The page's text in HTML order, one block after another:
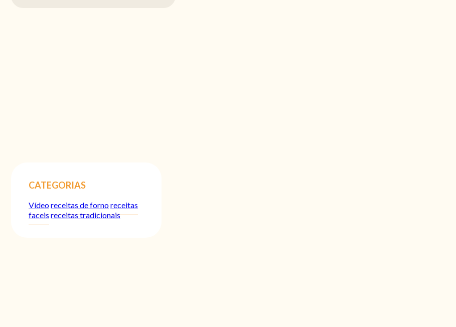
CATEGORIAS
Vídeoreceitas de fornoreceitas
faceisreceitas tradicionais